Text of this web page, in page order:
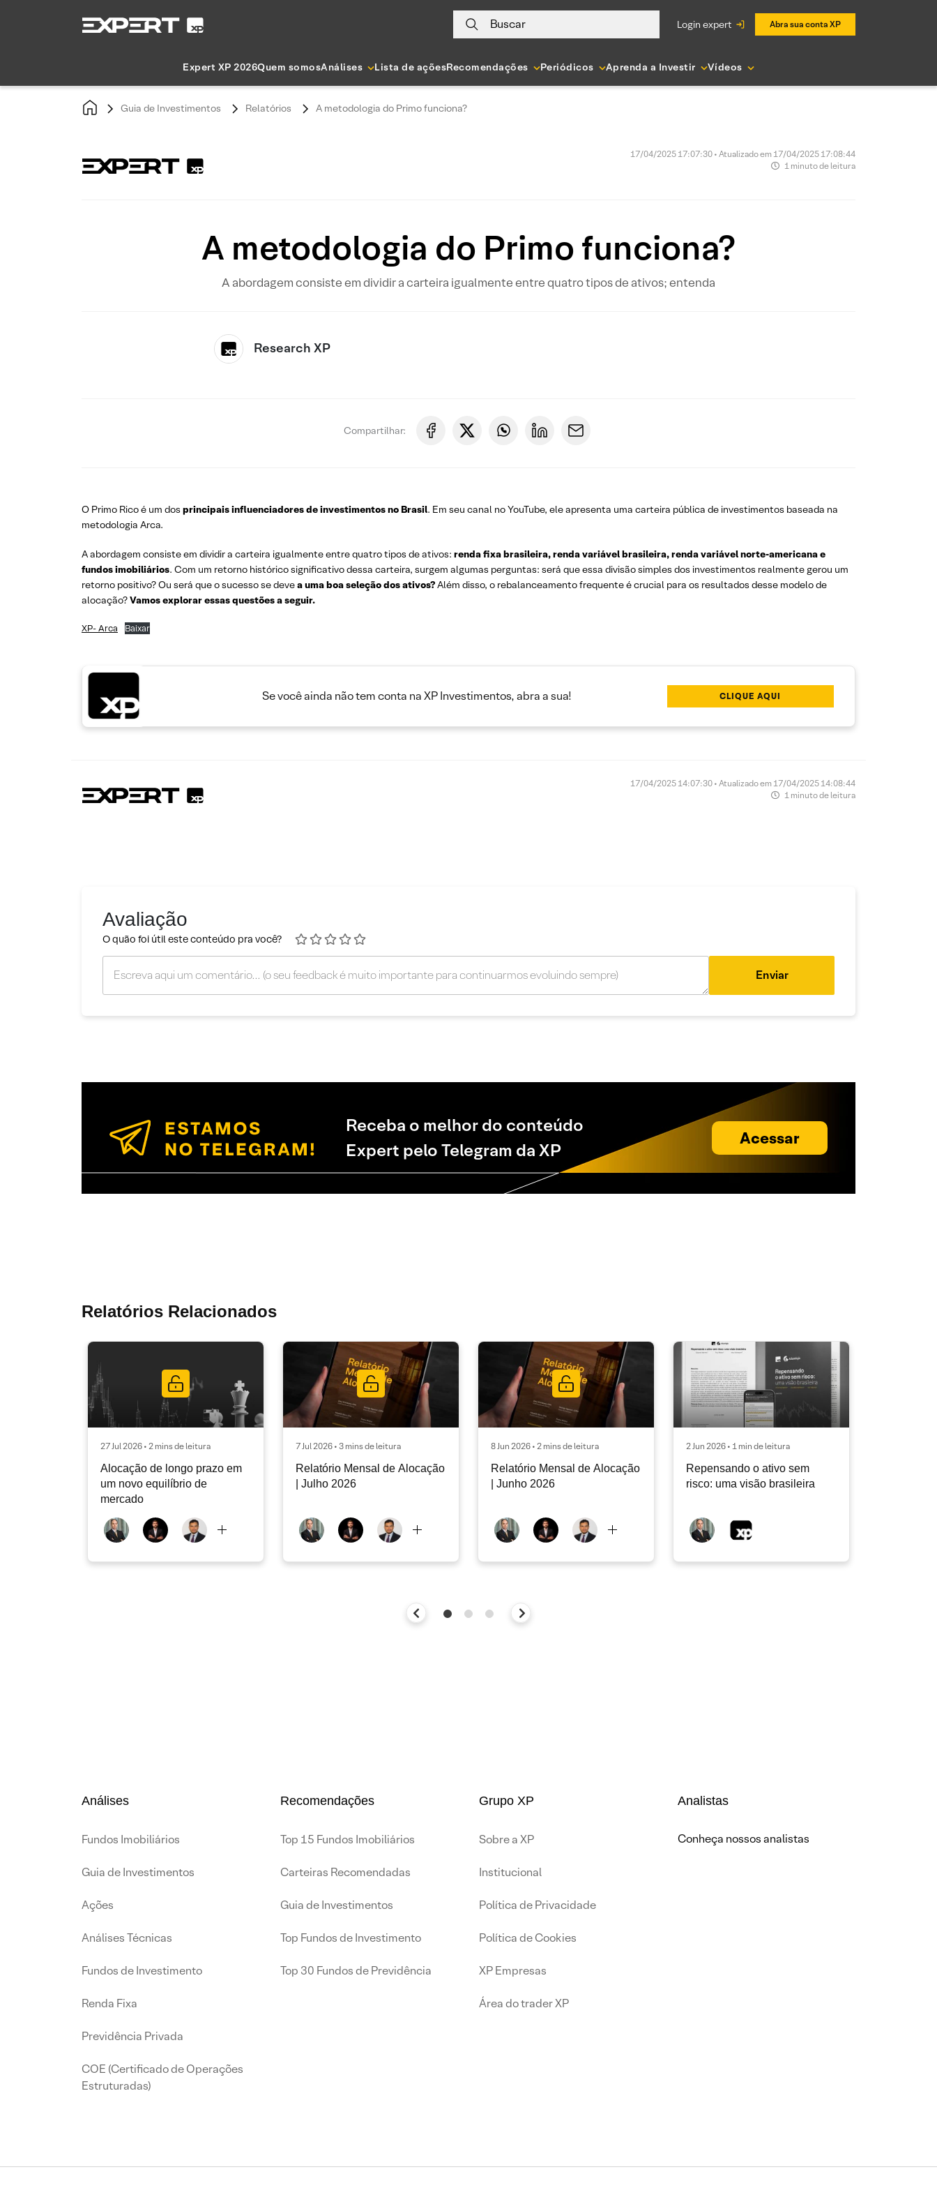
Buscar login expert Abra sua conta XP
Expert XP 2026Quem somosAnálises Lista de açõesRecomendações Periódicos Aprenda a Investir Vídeos
Guia de Investimentos Relatórios A metodologia do Primo funciona?
17/04/2025 17:07:30 • Atualizado em 17/04/2025 17:08:44
1 minuto de leitura
A metodologia do Primo funciona?
A abordagem consiste em dividir a carteira igualmente entre quatro tipos de ativos; entenda
Research XP
Compartilhar:
O Primo Rico é um dos principais influenciadores de investimentos no Brasil. Em seu canal no YouTube, ele apresenta uma carteira pública de investimentos baseada na
metodologia Arca.
A abordagem consiste em dividir a carteira igualmente entre quatro tipos de ativos: renda fixa brasileira, renda variável brasileira, renda variável norte-americana e
fundos imobiliários. Com um retorno histórico significativo dessa carteira, surgem algumas perguntas: será que essa divisão simples dos investimentos realmente gerou um
retorno positivo? Ou será que o sucesso se devea uma boa seleção dos ativos?Além disso, o rebalanceamento frequente é crucial para os resultados desse modelo de
alocação?Vamos explorar essas questões a seguir.
XP- Arca Baixar
Se você ainda não tem conta na XP Investimentos, abra a sua! CLIQUE AQUI
17/04/2025 14:07:30 • Atualizado em 17/04/2025 14:08:44
1 minuto de leitura
Avaliação
O quão foi útil este conteúdo pra você?
Enviar
Receba o melhor do conteúdo
Expert pelo Telegram da XP
Acessar
Relatórios Relacionados
27 Jul 2026 • 2 mins de leitura
Alocação de longo prazo em
um novo equilíbrio de
mercado
7 Jul 2026 • 3 mins de leitura
Relatório Mensal de Alocação
| Julho 2026
8 Jun 2026 • 2 mins de leitura
Relatório Mensal de Alocação
| Junho 2026
2 Jun 2026 • 1 min de leitura
Repensando o ativo sem
risco: uma visão brasileira
Análises
Fundos Imobiliários
Guia de Investimentos
Ações
Análises Técnicas
Fundos de Investimento
Renda Fixa
Previdência Privada
COE (Certificado de Operações
Estruturadas)
Recomendações
Top 15 Fundos Imobiliários
Carteiras Recomendadas
Guia de Investimentos
Top Fundos de Investimento
Top 30 Fundos de Previdência
Grupo XP
Sobre a XP
Institucional
Política de Privacidade
Política de Cookies
XP Empresas
Área do trader XP
Analistas
Conheça nossos analistas